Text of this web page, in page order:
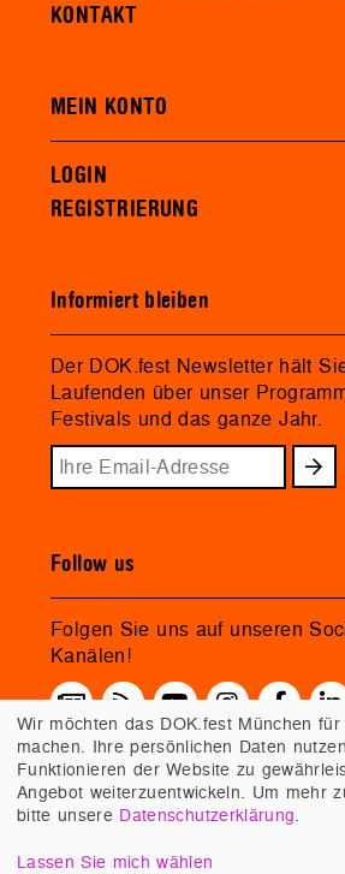
KONTAKT
MEIN KONTO
LOGIN
REGISTRIERUNG
Informiert bleiben
Der DOK.fest Newsletter hält
Laufenden über unser
Festivals und das ganze Jahr.
Follow us
Folgen Sie uns auf unseren
Kanälen!
Wir möchten das DOK.fest München
machen. Ihre persönlichen Daten
Funktionieren der Website zu
Angebot weiterzuentwickeln. Um mehr
bitte unsere Datenschutzerklärung.
Lassen Sie mich wählen